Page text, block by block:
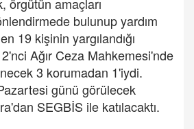
bulunup yardım
19 kişinin yargılandığı
Ağır Ceza Mahkemesi'nde
3 korumadan 1'iydi.
günü görülecek
SEGBİS ile katılacaktı.